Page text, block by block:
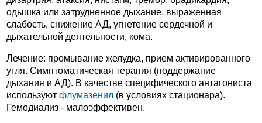
одышка или затрудненное дыхание, выраженная
слабость, снижение АД, угнетение сердечной и
дыхательной деятельности, кома.
Лечение: промывание желудка, прием активированного
угля. Симптоматическая терапия (поддержание
дыхания и АД). В качестве специфического антагониста
используют флумазенил (в условиях стационара).
Гемодиализ - малоэффективен.